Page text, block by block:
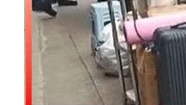
民主派騙案十式
反華推手起底
美西霸凌內幕
林淑芳專欄
屈穎妍專欄
朱庭萱專欄
絕密法庭檔案
醫院口岸爆炸案
屠龍小隊案
生活
吃喝玩指南
關於我們